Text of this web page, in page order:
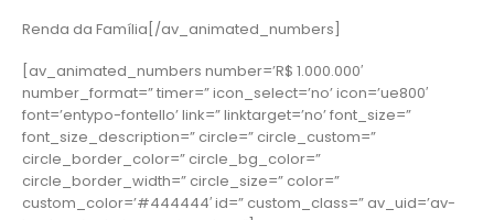
Renda da Família[/av_animated_numbers]
[av_animated_numbers number=’R$ 1.000.000′
number_format=” timer=” icon_select=’no’ icon=’ue800′
font=’entypo-fontello’ link=” linktarget=’no’ font_size=”
font_size_description=” circle=” circle_custom=”
circle_border_color=” circle_bg_color=”
circle_border_width=” circle_size=” color=”
custom_color=’#444444′ id=” custom_class=” av_uid=’av-